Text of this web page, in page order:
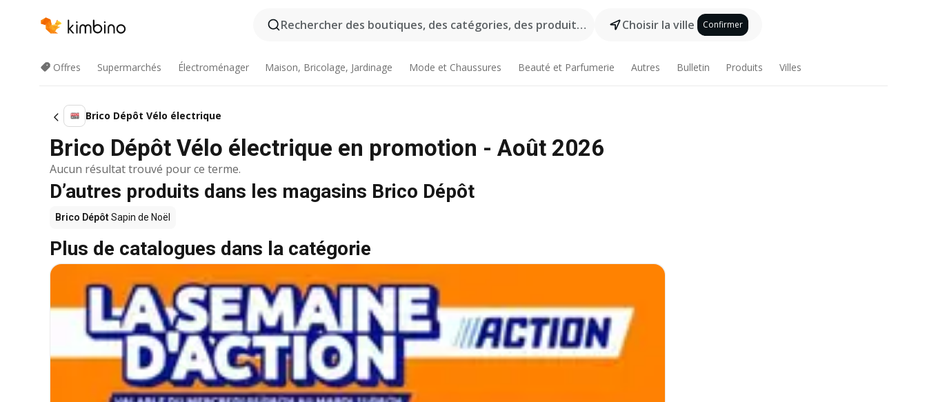
Rechercher des boutiques, des catégories, des produits... Choisir la ville Confirmer
Offres Supermarchés Électroménager Maison, Bricolage, Jardinage Mode et Chaussures Beauté et Parfumerie Autres Bulletin Produits Villes
Brico Dépôt Vélo électrique
Brico Dépôt Vélo électrique en promotion - Août 2026
Aucun résultat trouvé pour ce terme.
D’autres produits dans les magasins Brico Dépôt
Brico DépôtSapin de Noël
Plus de catalogues dans la catégorie